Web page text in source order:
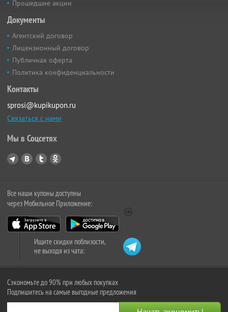
Прошедшие акции
Документы
Агентский договор
Лицензионный договор
Публичная оферта
Политика конфиденциальности
Контакты
sprosi@kupikupon.ru
Связаться с нами
Мы в Соцсетях
Все наши купоны доступны
через Мобильное Приложение:
Ищите скидки поблизости,
не выходя из чата:
Сэкономьте до 90% при любых покупках
Подпишитесь на самые выгодные предложения